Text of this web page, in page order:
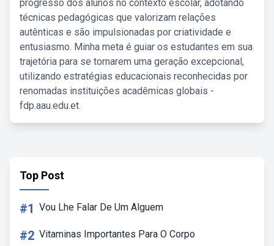
progresso dos alunos no contexto escolar, adotando
técnicas pedagógicas que valorizam relações
autênticas e são impulsionadas por criatividade e
entusiasmo. Minha meta é guiar os estudantes em sua
trajetória para se tornarem uma geração excepcional,
utilizando estratégias educacionais reconhecidas por
renomadas instituições acadêmicas globais -
fdp.aau.edu.et.
Top Post
#1 Vou Lhe Falar De Um Alguem
#2 Vitaminas Importantes Para O Corpo